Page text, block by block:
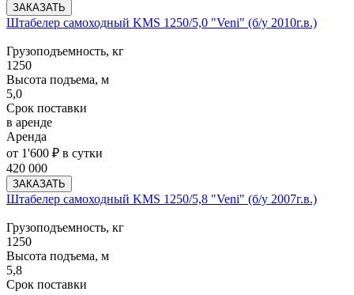
ЗАКАЗАТЬ
Штабелер самоходный KMS 1250/5,0 "Veni" (б/у 2010г.в.)
Грузоподъемность, кг
1250
Высота подъема, м
5,0
Срок поставки
в аренде
Аренда
от 1'600 ₽ в сутки
420 000
ЗАКАЗАТЬ
Штабелер самоходный KMS 1250/5,8 "Veni" (б/у 2007г.в.)
Грузоподъемность, кг
1250
Высота подъема, м
5,8
Срок поставки